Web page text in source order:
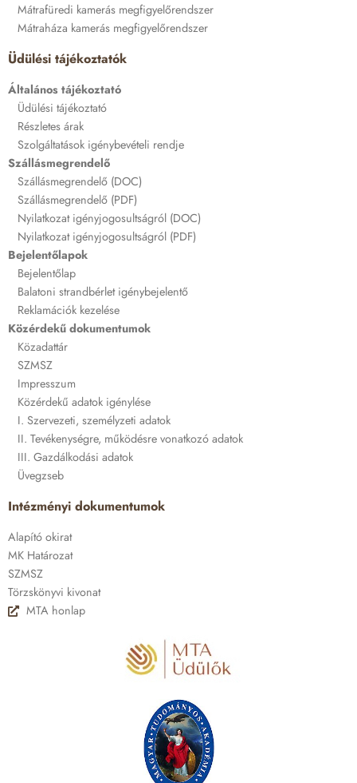
Mátrafüredi kamerás megfigyelőrendszer
Mátraháza kamerás megfigyelőrendszer
Üdülési tájékoztatók
Általános tájékoztató
Üdülési tájékoztató
Részletes árak
Szolgáltatások igénybevételi rendje
Szállásmegrendelő
Szállásmegrendelő (DOC)
Szállásmegrendelő (PDF)
Nyilatkozat igényjogosultságról (DOC)
Nyilatkozat igényjogosultságról (PDF)
Bejelentőlapok
Bejelentőlap
Balatoni strandbérlet igénybejelentő
Reklamációk kezelése
Közérdekű dokumentumok
Közadattár
SZMSZ
Impresszum
Közérdekű adatok igénylése
I. Szervezeti, személyzeti adatok
II. Tevékenységre, működésre vonatkozó adatok
III. Gazdálkodási adatok
Üvegzseb
Intézményi dokumentumok
Alapító okirat
MK Határozat
SZMSZ
Törzskönyvi kivonat
MTA honlap